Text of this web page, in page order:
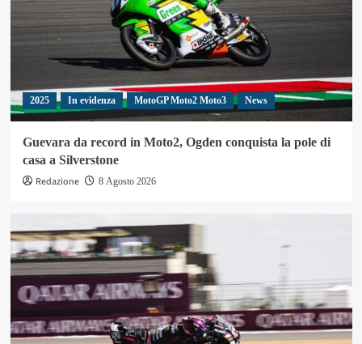
2025 In evidenza MotoGP Moto2 Moto3 News
Guevara da record in Moto2, Ogden conquista la pole di
casa a Silverstone
Redazione
8 Agosto 2026